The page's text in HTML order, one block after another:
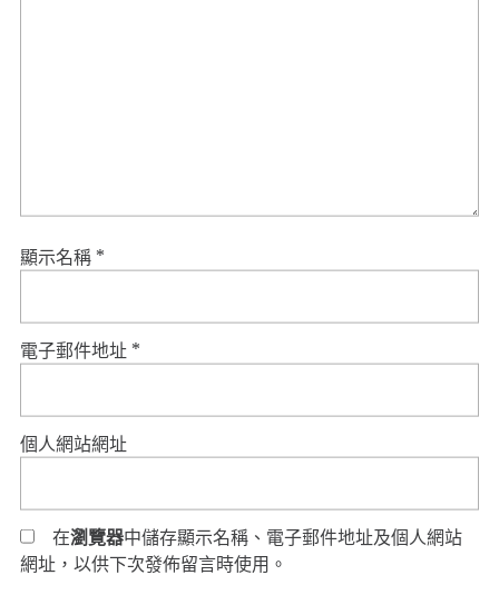
顯示名稱 *
電子郵件地址 *
個人網站網址
在瀏覽器中儲存顯示名稱、電子郵件地址及個人網站
網址，以供下次發佈留言時使用。